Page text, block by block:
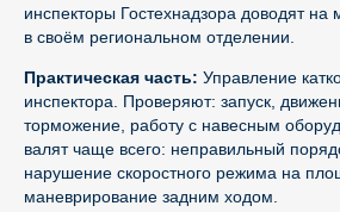
инспекторы Гостехнадзора доводят на
в своём региональном отделении.
Практическая часть: Управление
инспектора. Проверяют: запуск,
торможение, работу с навесным
валят чаще всего: неправильный
нарушение скоростного режима на
маневрирование задним ходом.